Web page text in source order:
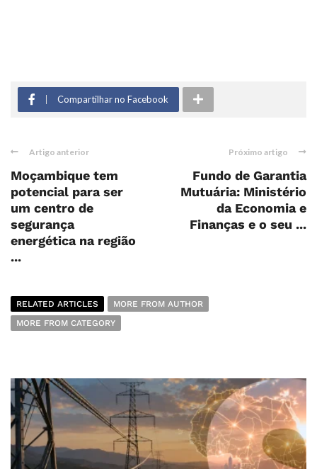
Compartilhar no Facebook
Artigo anterior
Moçambique tem
potencial para ser
um centro de
segurança
energética na região
...
Próximo artigo
Fundo de Garantia
Mutuária: Ministério
da Economia e
Finanças e o seu ...
RELATED ARTICLES
MORE FROM AUTHOR
MORE FROM CATEGORY